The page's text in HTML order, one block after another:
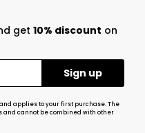
get 10% discount on
applies to your first purchase. The
cannot be combined with other